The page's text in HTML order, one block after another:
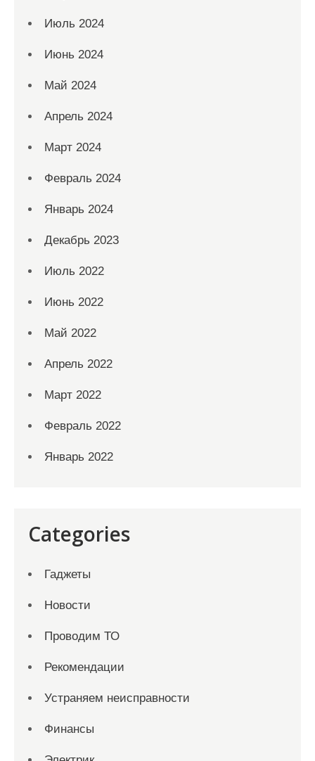
Июль 2024
Июнь 2024
Май 2024
Апрель 2024
Март 2024
Февраль 2024
Январь 2024
Декабрь 2023
Июль 2022
Июнь 2022
Май 2022
Апрель 2022
Март 2022
Февраль 2022
Январь 2022
Categories
Гаджеты
Новости
Проводим ТО
Рекомендации
Устраняем неисправности
Финансы